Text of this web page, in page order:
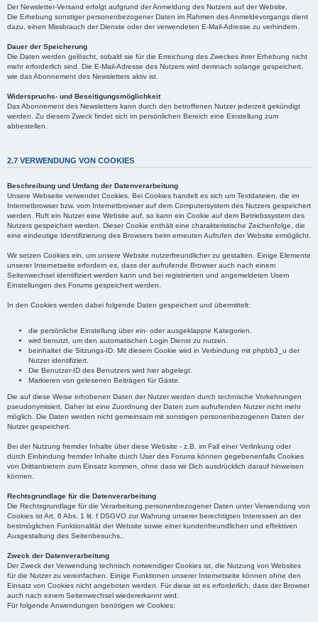
Der Newsletter-Versand erfolgt aufgrund der Anmeldung des Nutzers auf der Website.
Die Erhebung sonstiger personenbezogener Daten im Rahmen des Anmeldevorgangs dient
dazu, einen Missbrauch der Dienste oder der verwendeten E-Mail-Adresse zu verhindern.
Dauer der Speicherung
Die Daten werden gelöscht, sobald sie für die Erreichung des Zweckes ihrer Erhebung nicht
mehr erforderlich sind. Die E-Mail-Adresse des Nutzers wird demnach solange gespeichert,
wie das Abonnement des Newsletters aktiv ist.
Widerspruchs- und Beseitigungsmöglichkeit
Das Abonnement des Newsletters kann durch den betroffenen Nutzer jederzeit gekündigt
werden. Zu diesem Zweck findet sich im persönlichen Bereich eine Einstellung zum
abbestellen.
2.7 VERWENDUNG VON COOKIES
Beschreibung und Umfang der Datenverarbeitung
Unsere Webseite verwendet Cookies. Bei Cookies handelt es sich um Textdateien, die im
Internetbrowser bzw. vom Internetbrowser auf dem Computersystem des Nutzers gespeichert
werden. Ruft ein Nutzer eine Website auf, so kann ein Cookie auf dem Betriebssystem des
Nutzers gespeichert werden. Dieser Cookie enthält eine charakteristische Zeichenfolge, die
eine eindeutige Identifizierung des Browsers beim erneuten Aufrufen der Website ermöglicht.
Wir setzen Cookies ein, um unsere Website nutzerfreundlicher zu gestalten. Einige Elemente
unserer Internetseite erfordern es, dass der aufrufende Browser auch nach einem
Seitenwechsel identifiziert werden kann und bei registrierten und angemeldeten Usern
Einstellungen des Forums gespeichert werden.
In den Cookies werden dabei folgende Daten gespeichert und übermittelt:
die persönliche Einstellung über ein- oder ausgeklappte Kategorien.
wird benutzt, um den automatischen Login Dienst zu nutzen.
beinhaltet die Sitzungs-ID. Mit diesem Cookie wird in Verbindung mit phpbb3_u der
Nutzer identifiziert.
Die Benutzer-ID des Benutzers wird hier abgelegt.
Markieren von gelesenen Beiträgen für Gäste.
Die auf diese Weise erhobenen Daten der Nutzer werden durch technische Vorkehrungen
pseudonymisiert. Daher ist eine Zuordnung der Daten zum aufrufenden Nutzer nicht mehr
möglich. Die Daten werden nicht gemeinsam mit sonstigen personenbezogenen Daten der
Nutzer gespeichert.
Bei der Nutzung fremder Inhalte über diese Website - z.B. im Fall einer Verlinkung oder
durch Einbindung fremder Inhalte durch User des Forums können gegebenenfalls Cookies
von Drittanbietern zum Einsatz kommen, ohne dass wir Dich ausdrücklich darauf hinweisen
können.
Rechtsgrundlage für die Datenverarbeitung
Die Rechtsgrundlage für die Verarbeitung personenbezogener Daten unter Verwendung von
Cookies ist Art. 6 Abs. 1 lit. f DSGVO zur Wahrung unserer berechtigten Interessen an der
bestmöglichen Funktionalität der Website sowie einer kundenfreundlichen und effektiven
Ausgestaltung des Seitenbesuchs..
Zweck der Datenverarbeitung
Der Zweck der Verwendung technisch notwendiger Cookies ist, die Nutzung von Websites
für die Nutzer zu vereinfachen. Einige Funktionen unserer Internetseite können ohne den
Einsatz von Cookies nicht angeboten werden. Für diese ist es erforderlich, dass der Browser
auch nach einem Seitenwechsel wiedererkannt wird.
Für folgende Anwendungen benötigen wir Cookies: